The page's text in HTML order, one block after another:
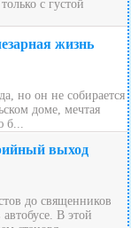
с густой
жизнь
но он не собирается
доме, мечтая
б...
выход
до священников
В этой